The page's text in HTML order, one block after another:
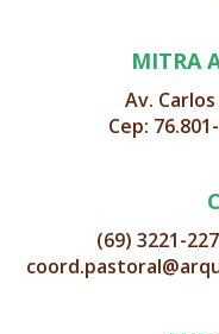
MITRA
Av.
Cep:
(69) 3221-